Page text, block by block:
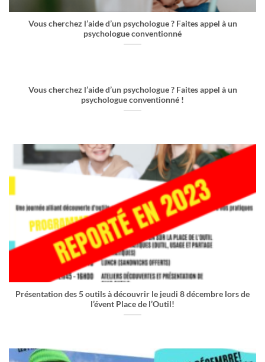
Vous cherchez l’aide d’un psychologue ? Faites appel à un
psychologue conventionné
Vous cherchez l’aide d’un psychologue ? Faites appel à un
psychologue conventionné !
Présentation des 5 outils à découvrir le jeudi 8 décembre lors de
l’évent Place de l’Outil!